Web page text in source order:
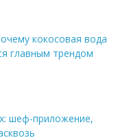
кокосовая вода
главным трендом
шеф-приложение,